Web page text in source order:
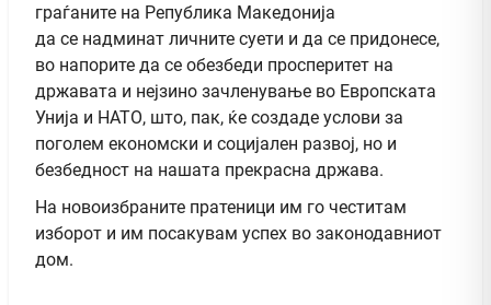
граѓаните на Република Македонија
да се надминат личните суети и да се придонесе,
во напорите да се обезбеди просперитет на
државата и нејзино зачленување во Европската
Унија и НАТО, што, пак, ќе создаде услови за
поголем економски и социјален развој, но и
безбедност на нашата прекрасна држава.
На новоизбраните пратеници им го честитам
изборот и им посакувам успех во законодавниот
дом.